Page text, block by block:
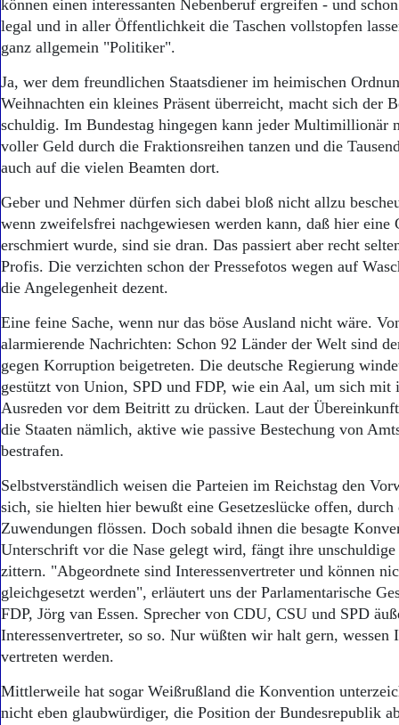
können einen interessanten Nebenberuf ergreifen - und
legal und in aller Öffentlichkeit die Taschen vollstopfen
ganz allgemein "Politiker".
Ja, wer dem freundlichen Staatsdiener im heimischen
Weihnachten ein kleines Präsent überreicht, macht sich der
schuldig. Im Bundestag hingegen kann jeder Multimillionär
voller Geld durch die Fraktionsreihen tanzen und die
auch auf die vielen Beamten dort.
Geber und Nehmer dürfen sich dabei bloß nicht allzu
wenn zweifelsfrei nachgewiesen werden kann, daß hier eine
erschmiert wurde, sind sie dran. Das passiert aber recht
Profis. Die verzichten schon der Pressefotos wegen auf
die Angelegenheit dezent.
Eine feine Sache, wenn nur das böse Ausland nicht wäre.
alarmierende Nachrichten: Schon 92 Länder der Welt sind
gegen Korruption beigetreten. Die deutsche Regierung
gestützt von Union, SPD und FDP, wie ein Aal, um sich mit
Ausreden vor dem Beitritt zu drücken. Laut der
die Staaten nämlich, aktive wie passive Bestechung von
bestrafen.
Selbstverständlich weisen die Parteien im Reichstag den
sich, sie hielten hier bewußt eine Gesetzeslücke offen,
Zuwendungen flössen. Doch sobald ihnen die besagte
Unterschrift vor die Nase gelegt wird, fängt ihre unschuldige
zittern. "Abgeordnete sind Interessenvertreter und können
gleichgesetzt werden", erläutert uns der Parlamentarische
FDP, Jörg van Essen. Sprecher von CDU, CSU und SPD
Interessenvertreter, so so. Nur wüßten wir halt gern, wessen
vertreten werden.
Mittlerweile hat sogar Weißrußland die Konvention
nicht eben glaubwürdiger, die Position der Bundesrepublik